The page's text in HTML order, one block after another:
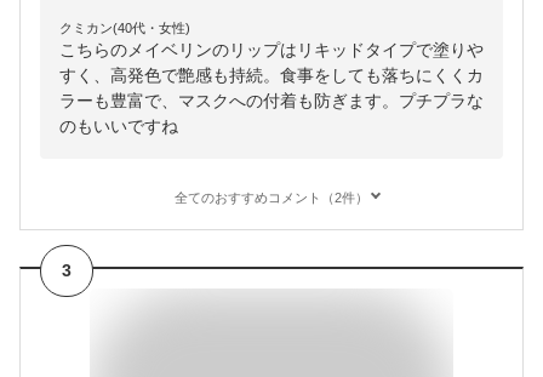
クミカン(40代・女性)
こちらのメイベリンのリップはリキッドタイプで塗りや
すく、高発色で艶感も持続。食事をしても落ちにくくカ
ラーも豊富で、マスクへの付着も防ぎます。プチプラな
のもいいですね
全てのおすすめコメント（2件）
3